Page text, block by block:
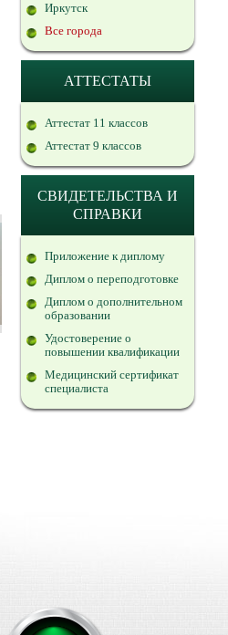
Иркутск
Все города
АТТЕСТАТЫ
Аттестат 11 классов
Аттестат 9 классов
СВИДЕТЕЛЬСТВА И
СПРАВКИ
Приложение к диплому
Диплом о переподготовке
Диплом о дополнительном
образовании
Удостоверение о
повышении квалификации
Медицинский сертификат
специалиста